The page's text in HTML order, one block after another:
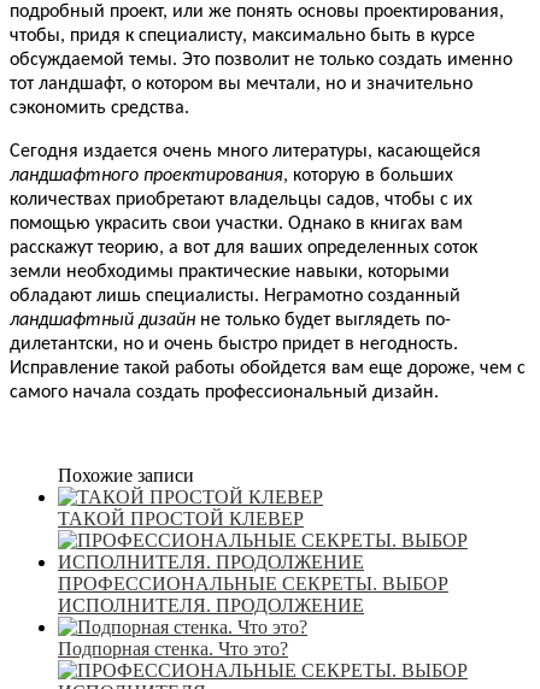
подробный проект, или же понять основы проектирования,
чтобы, придя к специалисту, максимально быть в курсе
обсуждаемой темы. Это позволит не только создать именно
тот ландшафт, о котором вы мечтали, но и значительно
сэкономить средства.
Сегодня издается очень много литературы, касающейся
ландшафтного проектирования, которую в больших
количествах приобретают владельцы садов, чтобы с их
помощью украсить свои участки. Однако в книгах вам
расскажут теорию, а вот для ваших определенных соток
земли необходимы практические навыки, которыми
обладают лишь специалисты. Неграмотно созданный
ландшафтный дизайн не только будет выглядеть по-
дилетантски, но и очень быстро придет в негодность.
Исправление такой работы обойдется вам еще дороже, чем с
самого начала создать профессиональный дизайн.
Похожие записи
ТАКОЙ ПРОСТОЙ КЛЕВЕР
ПРОФЕССИОНАЛЬНЫЕ СЕКРЕТЫ. ВЫБОР
ИСПОЛНИТЕЛЯ. ПРОДОЛЖЕНИЕ
Подпорная стенка. Что это?